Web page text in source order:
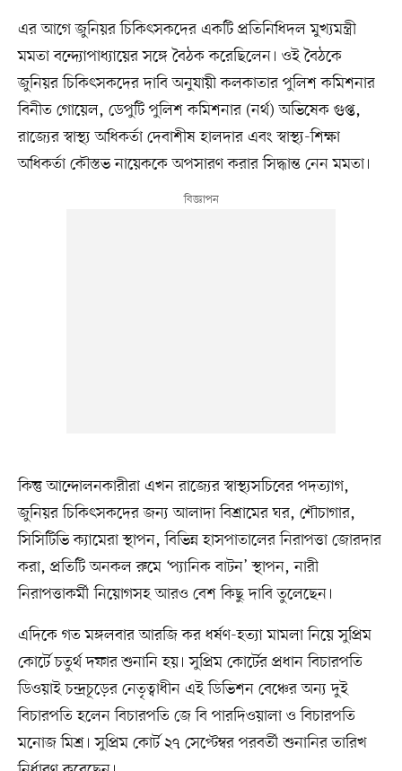
এর আগে জুনিয়র চিকিৎসকদের একটি প্রতিনিধিদল মুখ্যমন্ত্রী
মমতা বন্দ্যোপাধ্যায়ের সঙ্গে বৈঠক করেছিলেন। ওই বৈঠকে
জুনিয়র চিকিৎসকদের দাবি অনুযায়ী কলকাতার পুলিশ কমিশনার
বিনীত গোয়েল, ডেপুটি পুলিশ কমিশনার (নর্থ) অভিষেক গুপ্ত,
রাজ্যের স্বাস্থ্য অধিকর্তা দেবাশীষ হালদার এবং স্বাস্থ্য-শিক্ষা
অধিকর্তা কৌস্তভ নায়েককে অপসারণ করার সিদ্ধান্ত নেন মমতা।
কিন্তু আন্দোলনকারীরা এখন রাজ্যের স্বাস্থ্যসচিবের পদত্যাগ,
জুনিয়র চিকিৎসকদের জন্য আলাদা বিশ্রামের ঘর, শৌচাগার,
সিসিটিভি ক্যামেরা স্থাপন, বিভিন্ন হাসপাতালের নিরাপত্তা জোরদার
করা, প্রতিটি অনকল রুমে ‘প্যানিক বাটন’ স্থাপন, নারী
নিরাপত্তাকর্মী নিয়োগসহ আরও বেশ কিছু দাবি তুলেছেন।
এদিকে গত মঙ্গলবার আরজি কর ধর্ষণ-হত্যা মামলা নিয়ে সুপ্রিম
কোর্টে চতুর্থ দফার শুনানি হয়। সুপ্রিম কোর্টের প্রধান বিচারপতি
ডিওয়াই চন্দ্রচূড়ের নেতৃত্বাধীন এই ডিভিশন বেঞ্চের অন্য দুই
বিচারপতি হলেন বিচারপতি জে বি পারদিওয়ালা ও বিচারপতি
মনোজ মিশ্র। সুপ্রিম কোর্ট ২৭ সেপ্টেম্বর পরবর্তী শুনানির তারিখ